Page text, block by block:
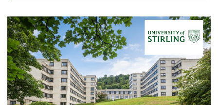
Kurslar
Blog
Yana